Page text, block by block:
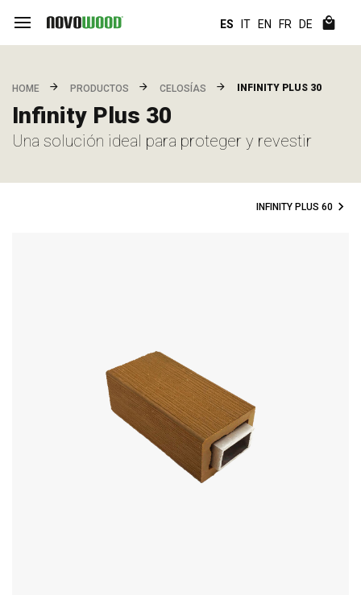
ES IT EN FR DE
HOME PRODUCTOS CELOSÍAS INFINITY PLUS 30
Infinity Plus 30
Una solución ideal para proteger y revestir
INFINITY PLUS 60